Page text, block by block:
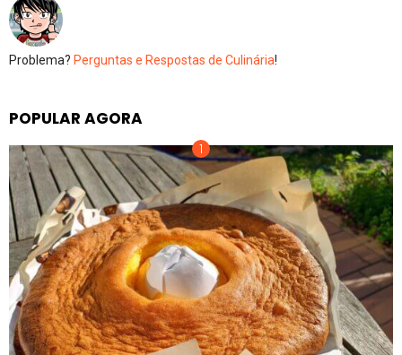
Problema? Perguntas e Respostas de Culinária!
POPULAR AGORA